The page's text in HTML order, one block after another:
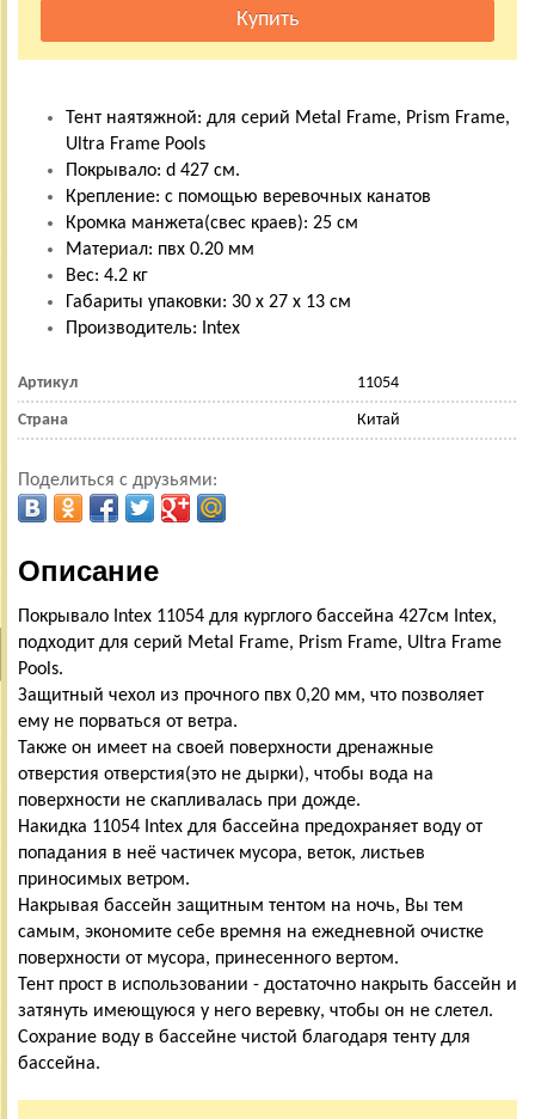
Тент наятяжной: для серий Metal Frame, Prism Frame,
Ultra Frame Pools
Покрывало: d 427 см.
Крепление: с помощью веревочных канатов
Кромка манжета(свес краев): 25 см
Материал: пвх 0.20 мм
Вес: 4.2 кг
Габариты упаковки: 30 х 27 х 13 см
Производитель: Intex
Артикул 11054
Страна Китай
Поделиться с друзьями:
Описание
Покрывало Intex 11054 для курглого бассейна 427см Intex,
подходит для серий Metal Frame, Prism Frame, Ultra Frame
Pools.
Защитный чехол из прочного пвх 0,20 мм, что позволяет
ему не порваться от ветра.
Также он имеет на своей поверхности дренажные
отверстия отверстия(это не дырки), чтобы вода на
поверхности не скапливалась при дожде.
Накидка 11054 Intex для бассейна предохраняет воду от
попадания в неё частичек мусора, веток, листьев
приносимых ветром.
Накрывая бассейн защитным тентом на ночь, Вы тем
самым, экономите себе времня на ежедневной очистке
поверхности от мусора, принесенного вертом.
Тент прост в использовании - достаточно накрыть бассейн и
затянуть имеющуюся у него веревку, чтобы он не слетел.
Сохрание воду в бассейне чистой благодаря тенту для
бассейна.